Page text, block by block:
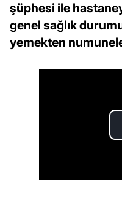
şüphesi ile
genel sağlık
yemekten